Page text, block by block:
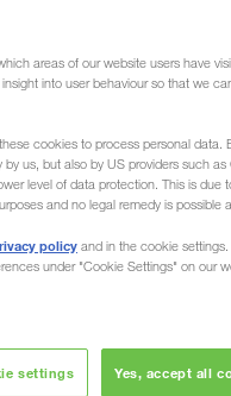
et vos biens en
areas of our website users have
into user behaviour so that we
cookies to process personal
us, but also by US providers such
level of data protection. This is
and no legal remedy is possible
policy and in the cookie
under "Cookie Settings" on our
settings Yes, accept all